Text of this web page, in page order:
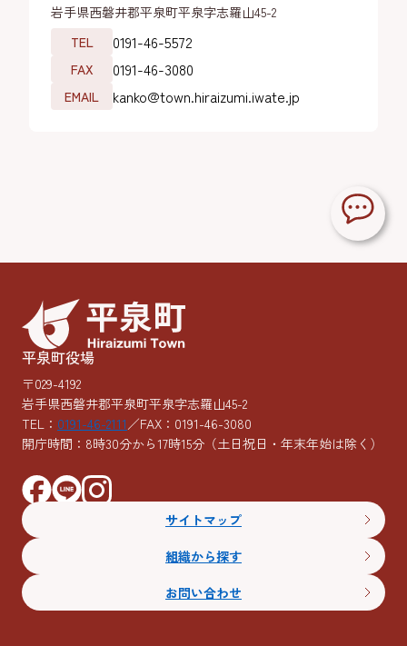
岩手県西磐井郡平泉町平泉字志羅山45-2
TEL
0191-46-5572
FAX 0191-46-3080
EMAIL kanko@town.hiraizumi.iwate.jp
平泉町役場
〒029-4192
岩手県西磐井郡平泉町平泉字志羅山45-2
TEL： 0191-46-2111／FAX：0191-46-3080
開庁時間：8時30分から17時15分 （土日祝日・年末年始は除く）
サイトマップ
組織から探す
お問い合わせ